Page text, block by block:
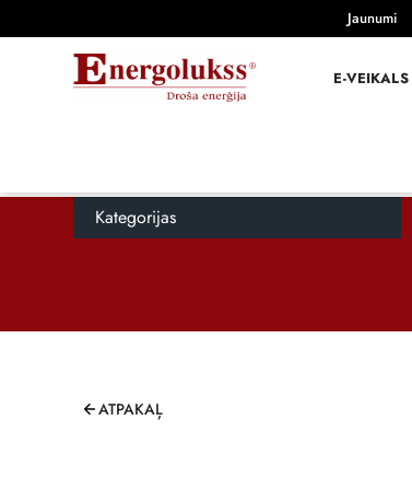
Jaunumi
E-VEIKALS
Kategorijas
ATPAKAĻ